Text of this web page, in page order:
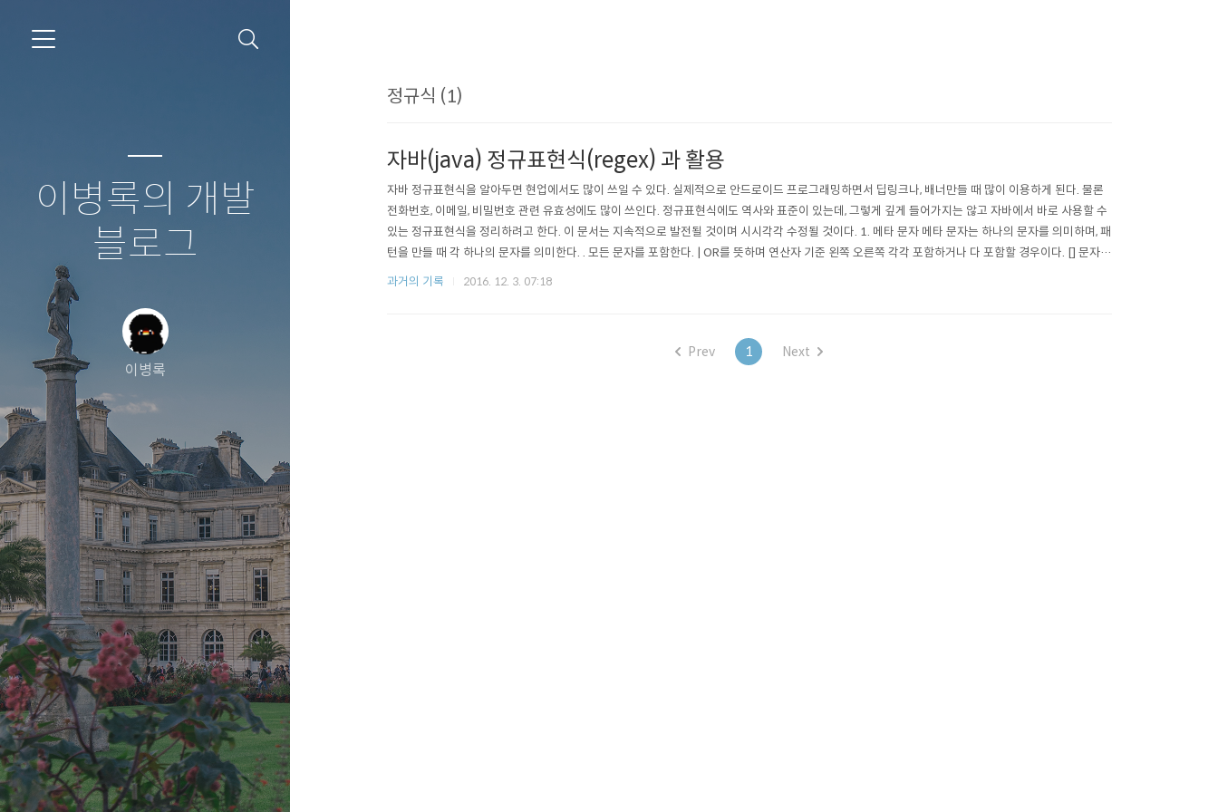
이병록의 개발
블로그
이병록
정규식 (1)
자바(java) 정규표현식(regex) 과 활용
자바 정규표현식을 알아두면 현업에서도 많이 쓰일 수 있다. 실제적으로 안드로이드 프로그래밍하면서 딥링크나, 배너만들 때 많이 이용하게 된다. 물론
전화번호, 이메일, 비밀번호 관련 유효성에도 많이 쓰인다. 정규표현식에도 역사와 표준이 있는데, 그렇게 깊게 들어가지는 않고 자바에서 바로 사용할 수
있는 정규표현식을 정리하려고 한다. 이 문서는 지속적으로 발전될 것이며 시시각각 수정될 것이다. 1. 메타 문자 메타 문자는 하나의 문자를 의미하며, 패
턴을 만들 때 각 하나의 문자를 의미한다. . 모든 문자를 포함한다. | OR를 뜻하며 연산자 기준 왼쪽 오른쪽 각각 포함하거나 다 포함할 경우이다. [] 문자
집합 구성 중 하나의 문자를 포함 해야한다. [^] 문자 집합에서 해당 문자열을 제외한다. - 문자 집..
과거의 기록 2016. 12. 3. 07:18
Prev 1 Next